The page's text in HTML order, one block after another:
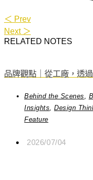
＜ Prev
Next ＞
RELATED NOTES
品牌觀點｜從工廠，透
Behind the Scenes,
Insights, Design
Feature
2026/07/04